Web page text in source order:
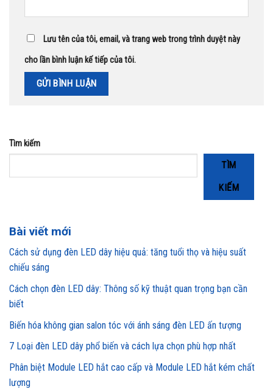
Lưu tên của tôi, email, và trang web trong trình duyệt này
cho lần bình luận kế tiếp của tôi.
Tìm kiếm
TÌM
KIẾM
Bài viết mới
Cách sử dụng đèn LED dây hiệu quả: tăng tuổi thọ và hiệu suất
chiếu sáng
Cách chọn đèn LED dây: Thông số kỹ thuật quan trọng bạn cần
biết
Biến hóa không gian salon tóc với ánh sáng đèn LED ấn tượng
7 Loại đèn LED dây phổ biến và cách lựa chọn phù hợp nhất
Phân biệt Module LED hắt cao cấp và Module LED hắt kém chất
lượng